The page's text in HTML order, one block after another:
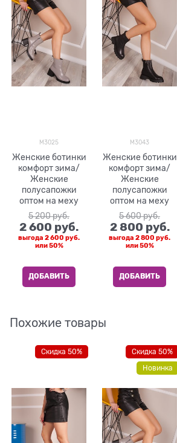
M3025
Женские ботинки
комфорт зима/
Женские
полусапожки
оптом на меху
5 200 руб.
2 600 руб.
выгода 2 600 руб.
или50%
ДОБАВИТЬ
M3043
Женские ботинки
комфорт зима/
Женские
полусапожки
оптом на меху
5 600 руб.
2 800 руб.
выгода 2 800 руб.
или50%
ДОБАВИТЬ
Похожие товары
Скидка 50%
Скидка 50%
Новинка